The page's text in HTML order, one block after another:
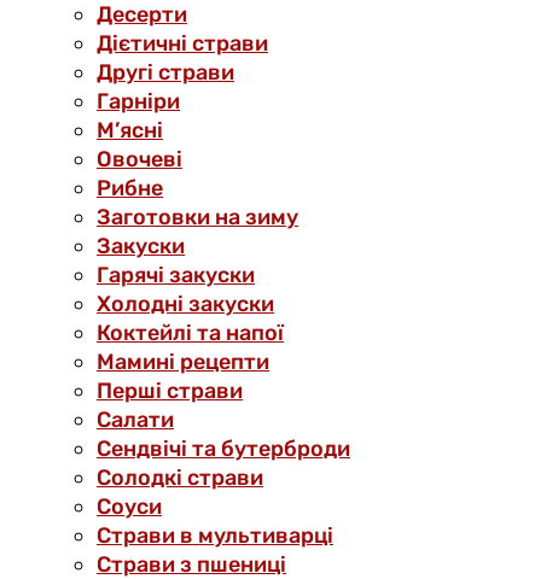
Десерти
Дієтичні страви
Другі страви
Гарніри
М’ясні
Овочеві
Рибне
Заготовки на зиму
Закуски
Гарячі закуски
Холодні закуски
Коктейлі та напої
Мамині рецепти
Перші страви
Салати
Сендвічі та бутерброди
Солодкі страви
Соуси
Страви в мультиварці
Страви з пшениці